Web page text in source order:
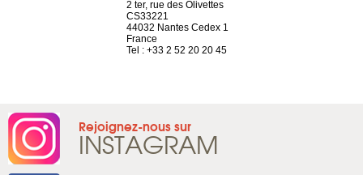
2 ter, rue des Olivettes
CS33221
44032 Nantes Cedex 1
France
Tel : +33 2 52 20 20 45
Rejoignez-nous sur
INSTAGRAM